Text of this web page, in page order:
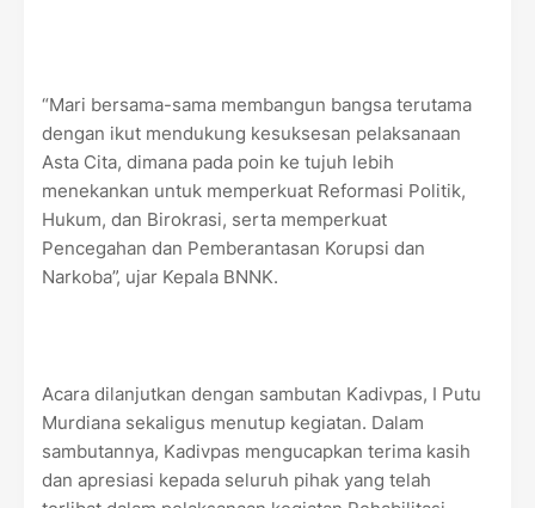
“Mari bersama-sama membangun bangsa terutama
dengan ikut mendukung kesuksesan pelaksanaan
Asta Cita, dimana pada poin ke tujuh lebih
menekankan untuk memperkuat Reformasi Politik,
Hukum, dan Birokrasi, serta memperkuat
Pencegahan dan Pemberantasan Korupsi dan
Narkoba”, ujar Kepala BNNK.
Acara dilanjutkan dengan sambutan Kadivpas, I Putu
Murdiana sekaligus menutup kegiatan. Dalam
sambutannya, Kadivpas mengucapkan terima kasih
dan apresiasi kepada seluruh pihak yang telah